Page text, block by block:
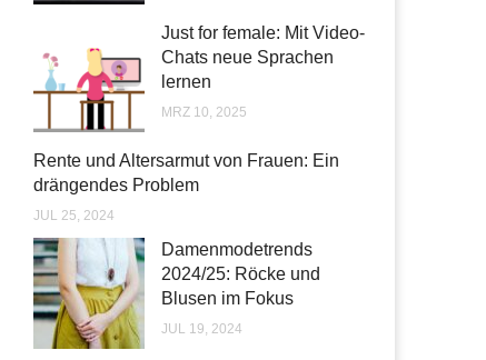
Just for female: Mit Video-
Chats neue Sprachen
lernen
MRZ 10, 2025
Rente und Altersarmut von Frauen: Ein
drängendes Problem
JUL 25, 2024
Damenmodetrends
2024/25: Röcke und
Blusen im Fokus
JUL 19, 2024